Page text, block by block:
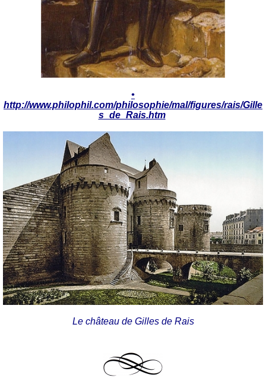
•
http://www.philophil.com/philosophie/mal/figures/rais/Gille
s_de_Rais.htm
Le château de Gilles de Rais